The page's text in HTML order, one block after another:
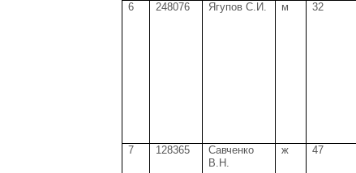
6 248076 Ягупов С.И. м 32
7 128365
Савченко
В.Н.
ж 47